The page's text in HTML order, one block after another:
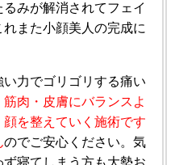
みが解消されてフェイ
また小顔美人の完成に
力でゴリゴリする痛い
筋肉・皮膚にバランスよ
を整えていく施術です
のでご安心ください。気
寝てしまう方も大勢お